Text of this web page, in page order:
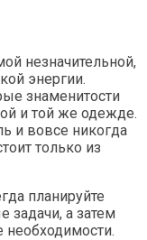
незначительной,
энергии.
знаменитости
и той же одежде.
и вовсе никогда
только из
планируйте
задачи, а затем
необходимости.